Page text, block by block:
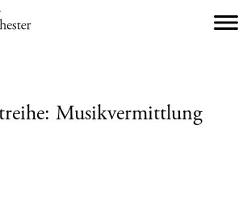
Musikvermittlung